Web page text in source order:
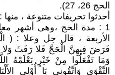
الحج 26، 27).
أحدثوا تحريفات متنوعة ، منها :
1 : مدة الحج ،وهى أشهر
الأربعة ، قال جل وعلا : (
فَرَضَ فِيهِنَّ الْحَجَّ فَلا رَفَثَ
وَمَا تَفْعَلُوا مِنْ خَيْرٍ يَعْلَمْهُ